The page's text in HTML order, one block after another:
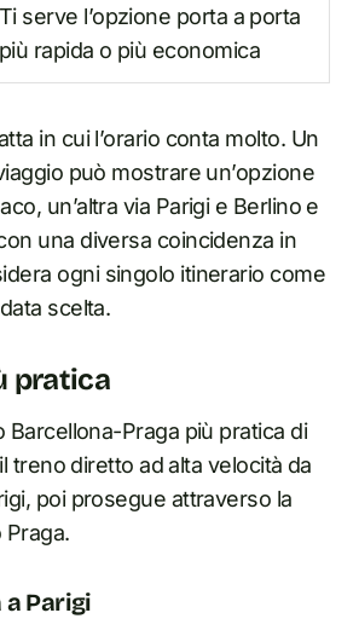
Ti serve l’opzione porta a porta
più rapida o più economica
in cui l’orario conta molto. Un
può mostrare un’opzione
un’altra via Parigi e Berlino e
una diversa coincidenza in
ogni singolo itinerario come
scelta.
pratica
Barcellona-Praga più pratica di
treno diretto ad alta velocità da
poi prosegue attraverso la
Praga.
a Parigi